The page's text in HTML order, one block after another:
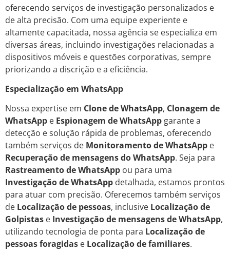
oferecendo serviços de investigação personalizados e
de alta precisão. Com uma equipe experiente e
altamente capacitada, nossa agência se especializa em
diversas áreas, incluindo investigações relacionadas a
dispositivos móveis e questões corporativas, sempre
priorizando a discrição e a eficiência.
Especialização em WhatsApp
Nossa expertise em Clone de WhatsApp, Clonagem de
WhatsApp e Espionagem de WhatsApp garante a
detecção e solução rápida de problemas, oferecendo
também serviços de Monitoramento de WhatsApp e
Recuperação de mensagens do WhatsApp. Seja para
Rastreamento de WhatsApp ou para uma
Investigação de WhatsApp detalhada, estamos prontos
para atuar com precisão. Oferecemos também serviços
de Localização de pessoas, inclusive Localização de
Golpistas e Investigação de mensagens de WhatsApp,
utilizando tecnologia de ponta para Localização de
pessoas foragidas e Localização de familiares.